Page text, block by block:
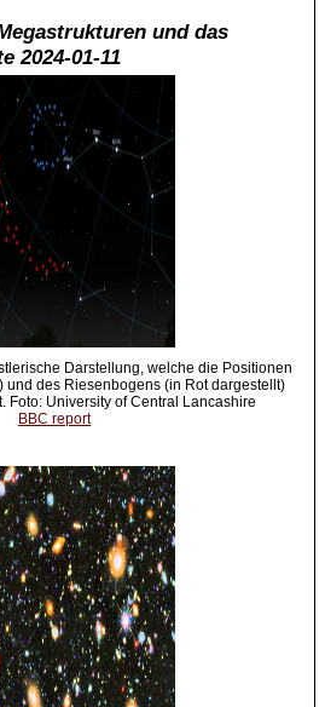
und das
2024-01-11
Darstellung, welche die Positionen
und des Riesenbogens (in Rot dargestellt)
Foto: University of Central Lancashire
BBC report